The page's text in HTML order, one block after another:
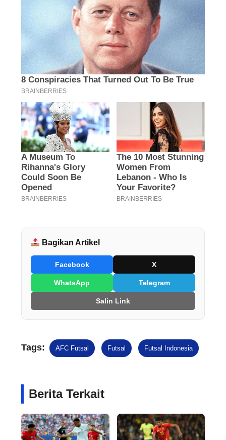
Bagikan Artikel
Facebook X
WhatsApp Telegram
Salin Link
Tags: AFC Futsal Futsal Futsal Indonesia
Berita Terkait